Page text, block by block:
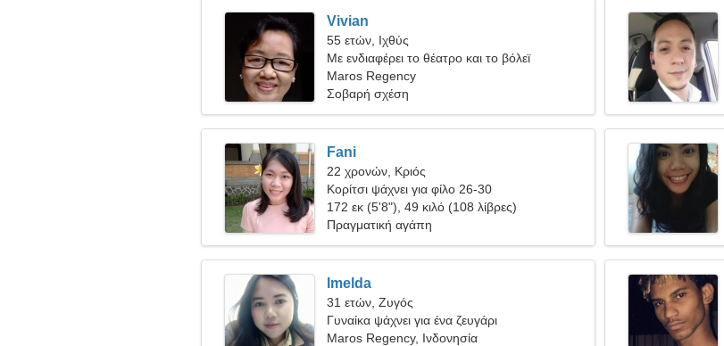
Vivian
55 ετών, Ιχθύς
Με ενδιαφέρει το θέατρο και το βόλεϊ
Maros Regency
Σοβαρή σχέση
Fani
22 χρονών, Κριός
Κορίτσι ψάχνει για φίλο 26-30
172 εκ (5'8"), 49 κιλό (108 λίβρες)
Πραγματική αγάπη
Imelda
31 ετών, Ζυγός
Γυναίκα ψάχνει για ένα ζευγάρι
Maros Regency, Ινδονησία